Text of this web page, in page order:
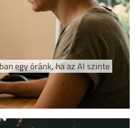
egy óránk, ha az AI szinte